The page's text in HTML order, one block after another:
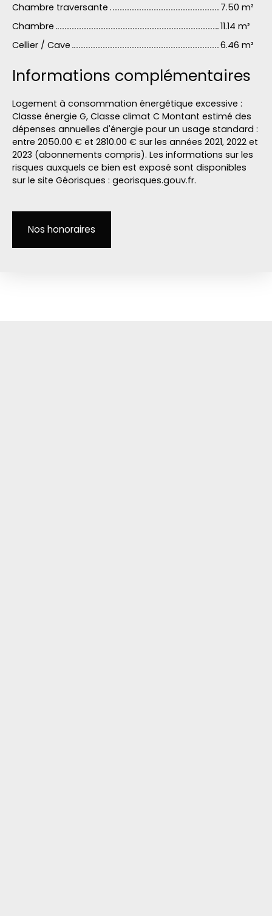
Chambre traversante
7.50 m²
Chambre
11.14 m²
Cellier / Cave
6.46 m²
Informations complémentaires
Logement à consommation énergétique excessive :
Classe énergie G, Classe climat C Montant estimé des
dépenses annuelles d'énergie pour un usage standard :
entre 2050.00 € et 2810.00 € sur les années 2021, 2022 et
2023 (abonnements compris). Les informations sur les
risques auxquels ce bien est exposé sont disponibles
sur le site Géorisques : georisques.gouv.fr.
Nos honoraires